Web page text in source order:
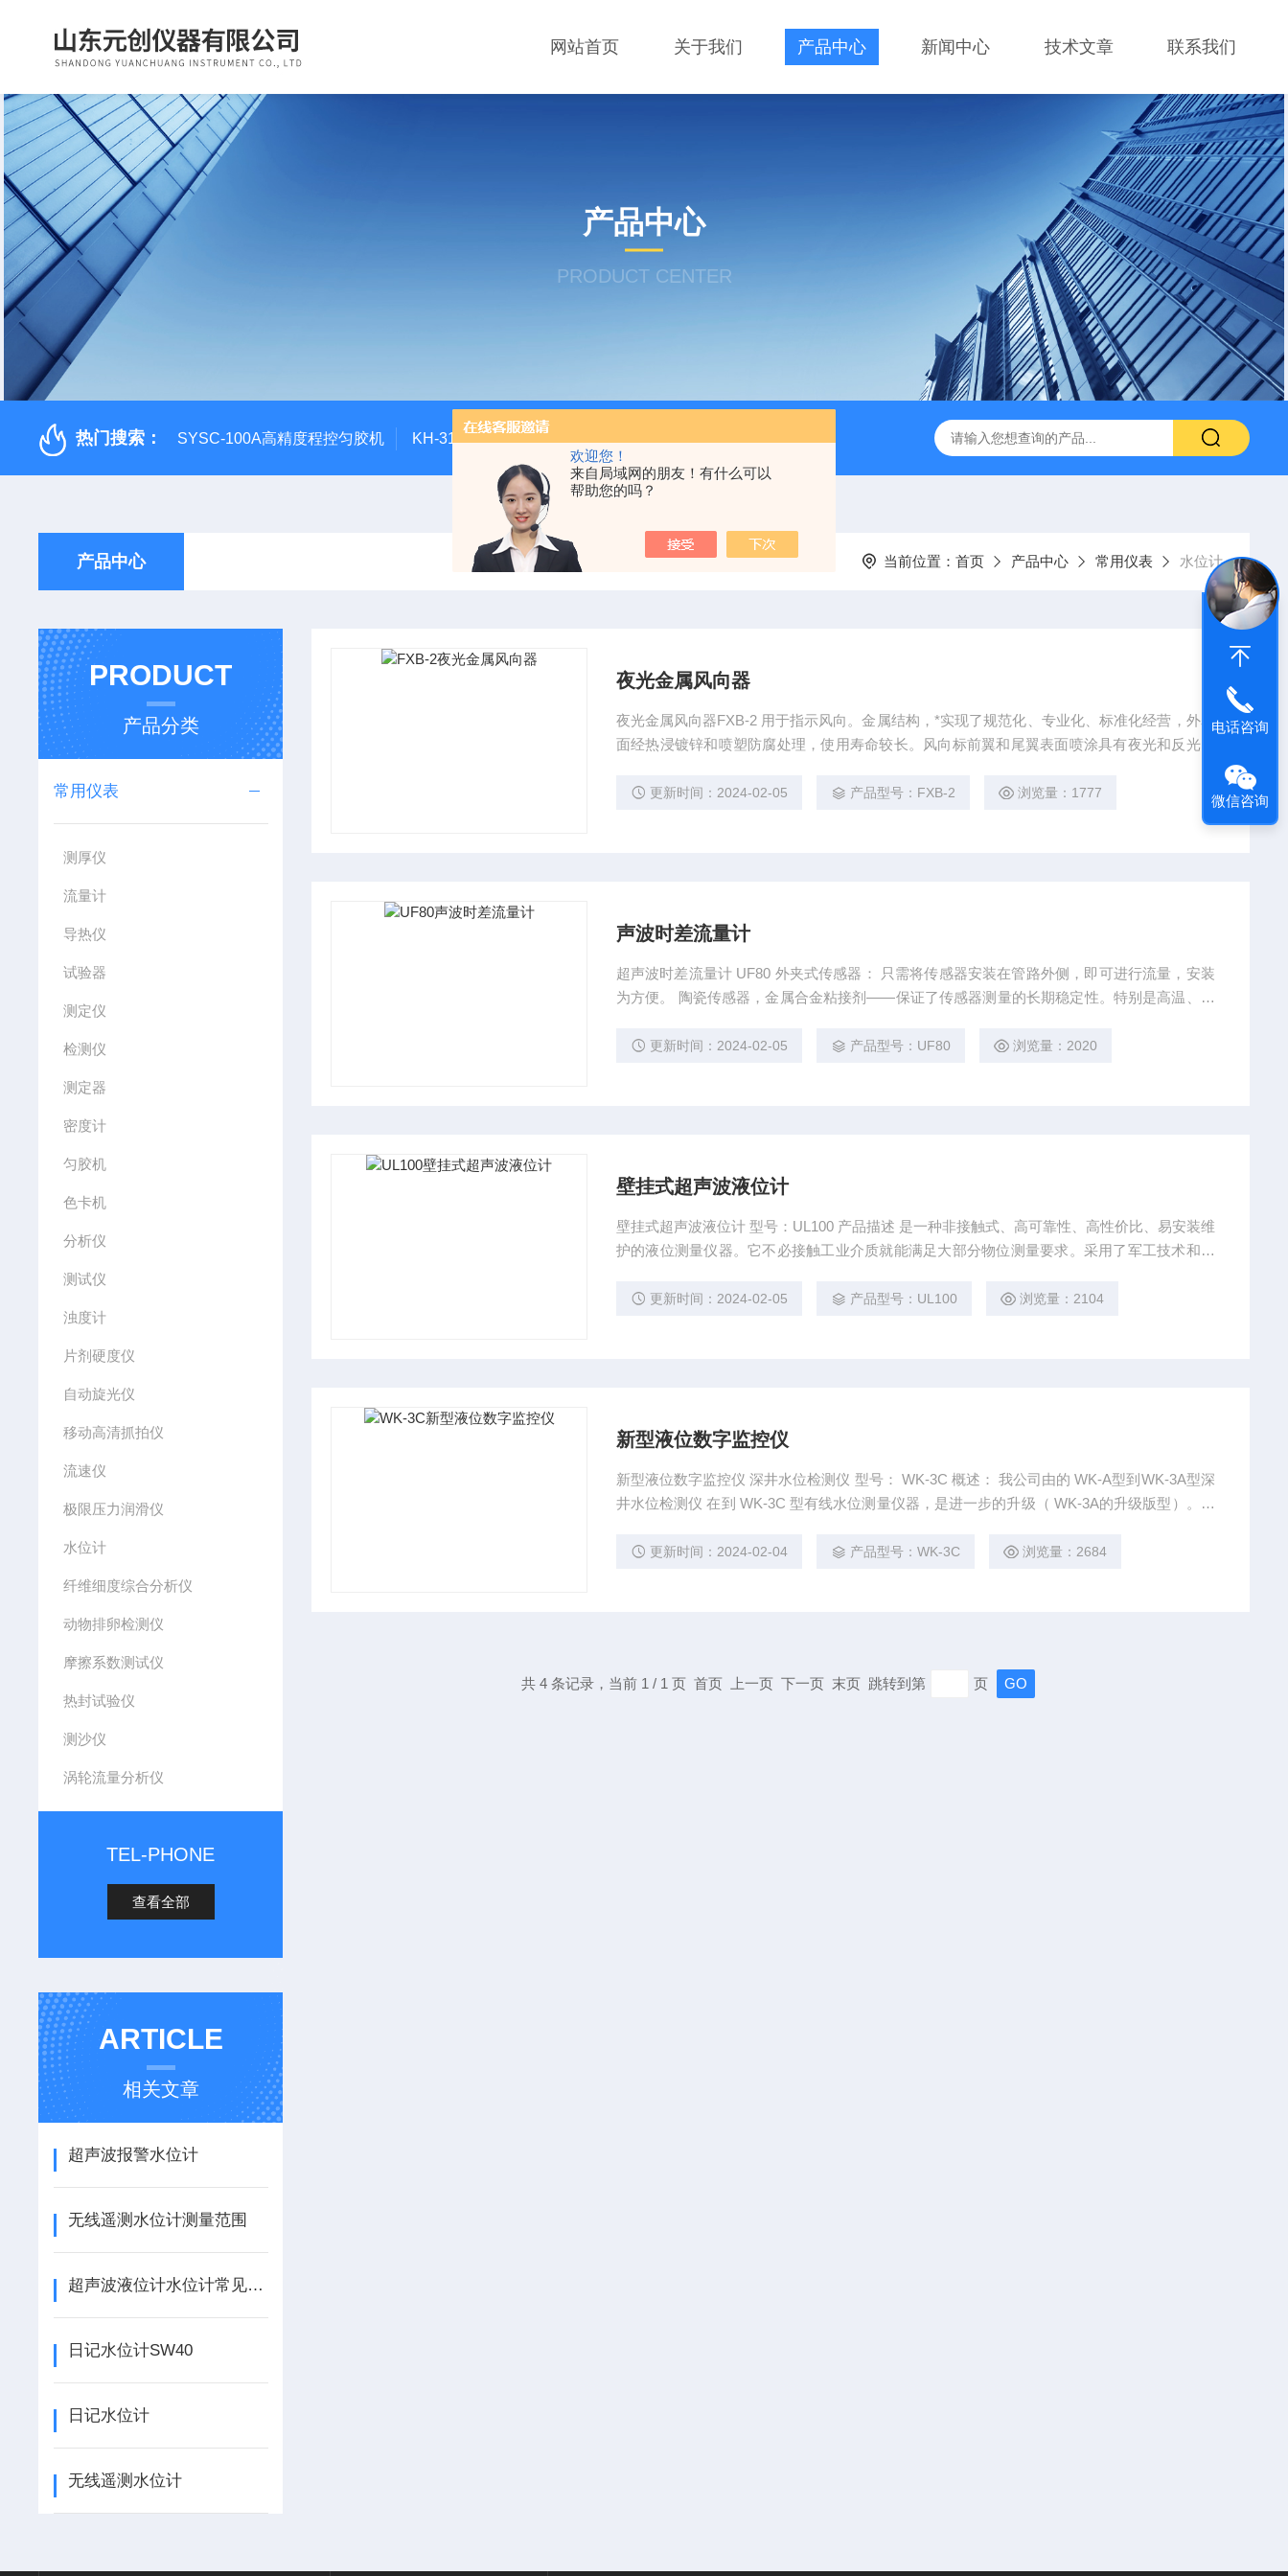
欢迎您！
来自局域网的朋友！有什么可以
帮助您的吗？
网站首页 关于我们 产品中心 新闻中心 技术文章 联系我们
产品中心
PRODUCT CENTER
热门搜索： SYSC-100A高精度程控匀胶机 KH-3100新型全能型薄层色谱扫描仪 CS-300轨道式摇床 JKG-203新型冷原子吸收测汞仪
产品中心 当前位置： 首页 产品中心 常用仪表 水位计
PRODUCT
产品分类
常用仪表
测厚仪
流量计
导热仪
试验器
测定仪
检测仪
测定器
密度计
匀胶机
色卡机
分析仪
测试仪
浊度计
片剂硬度仪
自动旋光仪
移动高清抓拍仪
流速仪
极限压力润滑仪
水位计
纤维细度综合分析仪
动物排卵检测仪
摩擦系数测试仪
热封试验仪
测沙仪
涡轮流量分析仪
TEL-PHONE
查看全部
ARTICLE
相关文章
超声波报警水位计
无线遥测水位计测量范围
超声波液位计水位计常见故障及解决办法
日记水位计SW40
日记水位计
无线遥测水位计
夜光金属风向器
夜光金属风向器FXB-2 用于指示风向。金属结构，*实现了规范化、专业化、标准化经营，外表
面经热浸镀锌和喷塑防腐处理，使用寿命较长。风向标前翼和尾翼表面喷涂具有夜光和反光功
射风向标时，能够发出醒目的反光。
更新时间：2024-02-05 产品型号：FXB-2 浏览量：1777
声波时差流量计
超声波时差流量计 UF80 外夹式传感器： 只需将传感器安装在管路外侧，即可进行流量，安装
为方便。 陶瓷传感器，金属合金粘接剂——保证了传感器测量的长期稳定性。特别是高温、、
该技术为国外*。
更新时间：2024-02-05 产品型号：UF80 浏览量：2020
壁挂式超声波液位计
壁挂式超声波液位计 型号：UL100 产品描述 是一种非接触式、高可靠性、高性价比、易安装维
护的液位测量仪器。它不必接触工业介质就能满足大部分物位测量要求。采用了军工技术和工
更新时间：2024-02-05 产品型号：UL100 浏览量：2104
新型液位数字监控仪
新型液位数字监控仪 深井水位检测仪 型号： WK-3C 概述： 我公司由的 WK-A型到WK-3A型深
井水位检测仪 在到 WK-3C 型有线水位测量仪器，是进一步的升级（ WK-3A的升级版型）。我
硅压力投入式，安装简单，测量精确稳定。该仪器即可测量水池水位，也可测量深井动静水
更新时间：2024-02-04 产品型号：WK-3C 浏览量：2684
共 4 条记录，当前 1 / 1 页 首页 上一页 下一页 末页 跳转到第 页
电话咨询
微信咨询